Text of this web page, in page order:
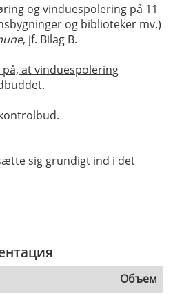
og vinduespolering på 11
og biblioteker mv.)
, jf. Bilag B.
at vinduespolering
sig grundigt ind i det
Объем